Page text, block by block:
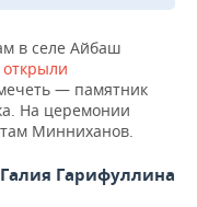
в селе Айбаш
открыли
— памятник
На церемонии
Минниханов.
Галия Гарифуллина